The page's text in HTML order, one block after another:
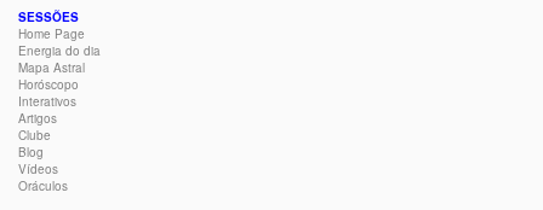
SESSÕES
Home Page
Energia do dia
Mapa Astral
Horóscopo
Interativos
Artigos
Clube
Blog
Vídeos
Oráculos